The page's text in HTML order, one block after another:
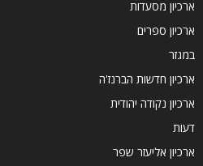
ארכיון מסעדות
ארכיון ספרים
במגזר
ארכיון חדשות הברנז'ה
ארכיון נקודה יהודית
דעות
ארכיון אליעזר שפר